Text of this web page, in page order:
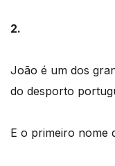
2.
João é um dos
do desporto
E o primeiro nome